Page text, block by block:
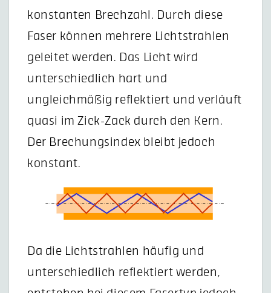
konstanten Brechzahl. Durch diese
Faser können mehrere Lichtstrahlen
geleitet werden. Das Licht wird
unterschiedlich hart und
ungleichmäßig reflektiert und verläuft
quasi im Zick-Zack durch den Kern.
Der Brechungsindex bleibt jedoch
konstant.
Da die Lichtstrahlen häufig und
unterschiedlich reflektiert werden,